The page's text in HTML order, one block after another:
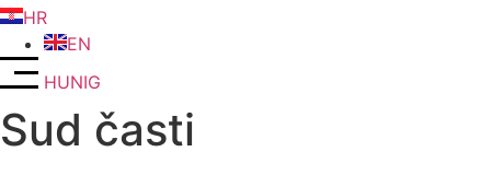
HR
EN
HUNIG
Sud časti